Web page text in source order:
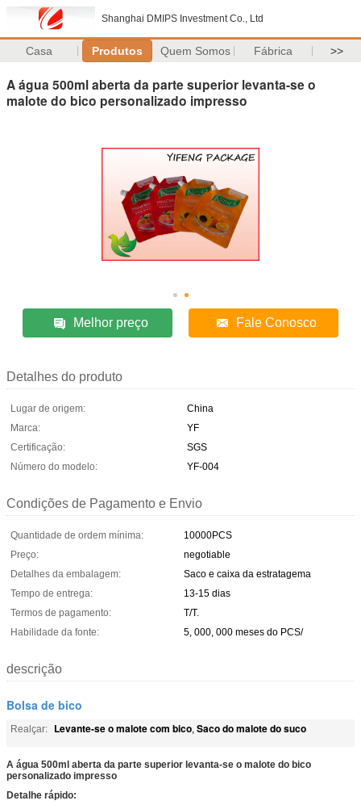
Shanghai DMIPS Investment Co., Ltd
Casa Produtos Quem Somos Fábrica >>
A água 500ml aberta da parte superior levanta-se o
malote do bico personalizado impresso
Melhor preço Fale Conosco
Detalhes do produto
Lugar de origem:
China
Marca:
YF
Certificação:
SGS
Número do modelo:
YF-004
Condições de Pagamento e Envio
Quantidade de ordem mínima:
10000PCS
Preço:
negotiable
Detalhes da embalagem:
Saco e caixa da estratagema
Tempo de entrega:
13-15 dias
Termos de pagamento:
T/T.
Habilidade da fonte:
5, 000, 000 meses do PCS/
descrição
Bolsa de bico
Realçar: Levante-se o malote com bico, Saco do malote do suco
A água 500ml aberta da parte superior levanta-se o malote do bico
personalizado impresso
Detalhe rápido: